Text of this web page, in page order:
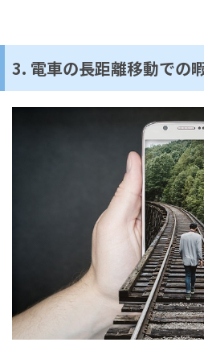
3. 電車の長距離移動での